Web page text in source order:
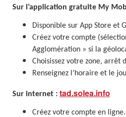
Sur l’application gratuite My
Disponible sur App Store et
Créez votre compte
Agglomération » si la
Choisissez votre zone, arrêt
Renseignez l’horaire et le
Sur internet : tad.solea.info
Créez votre compte en ligne.